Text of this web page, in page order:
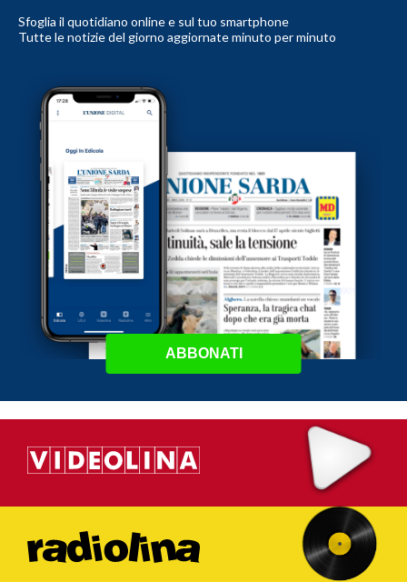
Sfoglia il quotidiano online e sul tuo smartphone
Tutte le notizie del giorno aggiornate minuto per minuto
ABBONATI